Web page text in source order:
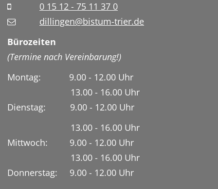
0 15 12 - 75 11 37 0
dillingen@bistum-trier.de
Bürozeiten
(Termine nach Vereinbarung!)
Montag: 9.00 - 12.00 Uhr
13.00 - 16.00 Uhr
Dienstag:
9.00 - 12.00 Uhr
13.00 - 16.00 Uhr
Mittwoch: 9.00 - 12.00 Uhr
13.00 - 16.00 Uhr
Donnerstag: 9.00 - 12.00 Uhr